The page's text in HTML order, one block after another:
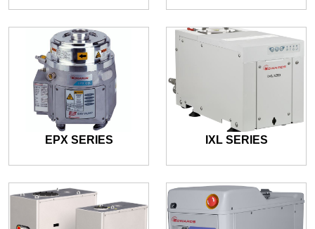
EPX SERIES IXL SERIES